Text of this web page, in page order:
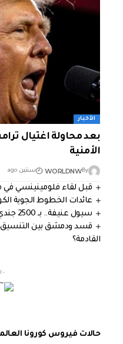
الأخبار
بعد محاولة اغتيال
الأمنية
By
WORLDNW سنتين ago
قبل لقاء فلومينينسي في
عائدات الخطوط الجوية الكويتية
سيول عنيفة.. بـ 2500 جندي إسبانيا تنفذ أكبر عملية إنقاذ
قسد ودمشق بين التنسيق
القادمة؟
-
حالات فيروس كورونا